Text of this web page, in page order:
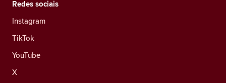
Redes sociais
Instagram
TikTok
YouTube
X